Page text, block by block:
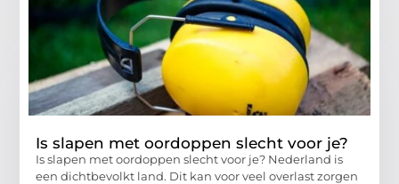
Is slapen met oordoppen slecht voor je?
Is slapen met oordoppen slecht voor je? Nederland is
een dichtbevolkt land. Dit kan voor veel overlast zorgen